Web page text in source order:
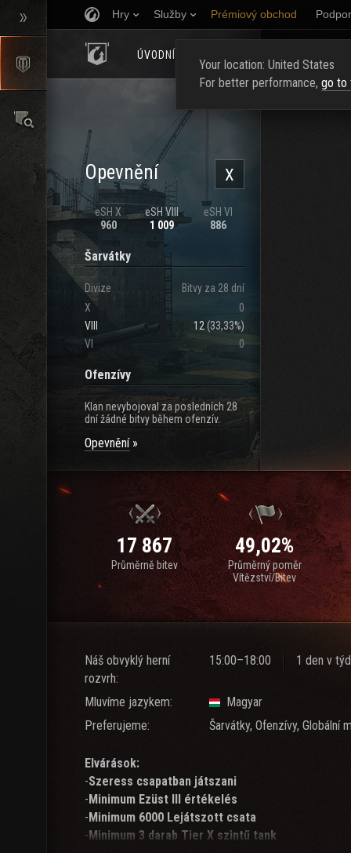
Hry Služby Prémiový obchod
ÚVODNÍ STRÁNKA
X
Opevnění
eSH X
960
eSH VIII
1 009
eSH VI
886
Šarvátky
Divize
Bitvy za 28 dní
X
0
VIII
12 (33,33%)
VI
0
Ofenzívy
Klan nevybojoval za posledních 28
dní žádné bitvy během ofenzív.
Opevnění
17 867
Průměrně bitev
49,02%
Průměrný poměr
Vítězství/Bitev
Náš obvyklý herní
rozvrh:
15:00–18:00 1 den v
Mluvíme jazykem:
Magyar
Preferujeme:
Šarvátky, Ofenzívy, Globální
Elvárások:
-Szeress csapatban játszani
-Minimum Ezüst III értékelés
-Minimum 6000 Lejátszott csata
-Minimum 3 darab Tier X szintű tank
Your location: United States
For better performance, go to